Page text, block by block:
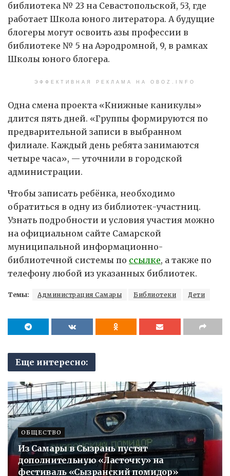
библиотека № 23 на Севастопольской, 53, где
работает Школа юного литератора. А будущие
блогеры могут освоить азы профессии в
библиотеке № 5 на Аэродромной, 9, в рамках
Школы юного блогера.
ЭФФЕКТИВНАЯ РЕКЛАМА НА OBOZ.INFO
Одна смена проекта «Книжные каникулы»
длится пять дней. «Группы формируются по
предварительной записи в выбранном
филиале. Каждый день ребята занимаются
четыре часа», — уточнили в городской
администрации.
Чтобы записать ребёнка, необходимо
обратиться в одну из библиотек-участниц.
Узнать подробности и условия участия можно
на официальном сайте Самарской
муниципальной информационно-
библиотечной системы по ссылке, а также по
телефону любой из указанных библиотек.
Темы: Администрация Самары Библиотеки Дети
Еще интересно:
ОБЩЕСТВО
Из Самары в Сызрань пустят
дополнительную «Ласточку» на
фестиваль «Сызранский помидор»